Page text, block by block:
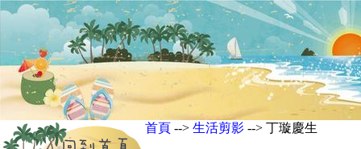
首頁 --> 生活剪影 --> 丁璇慶生